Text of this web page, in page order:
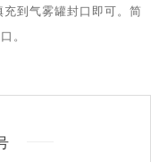
到气雾罐封口即可。简
。